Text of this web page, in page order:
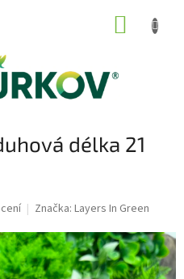
délka 21
Značka: Layers In Green